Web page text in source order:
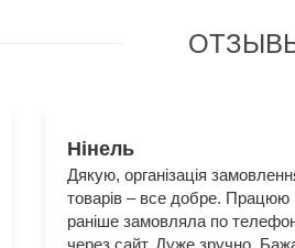
Лариса
Зробила замовлення вперше
вражена ! Чудові ціни,
швидко зібрали заказ і
Консультант на вищому рівні